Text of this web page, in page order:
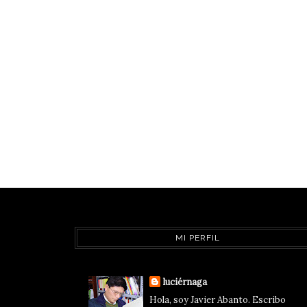
MI PERFIL
luciérnaga
Hola, soy Javier Abanto. Escribo